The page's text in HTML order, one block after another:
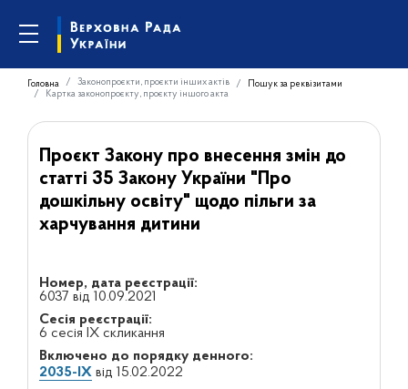
Головна Законопроєкти, проєкти інших актів
Пошук за реквізитами
Картка законопроєкту, проєкту іншого акта
Проєкт Закону про внесення змін до
статті 35 Закону України "Про
дошкільну освіту" щодо пільги за
харчування дитини
Номер, дата реєстрації:
6037 від 10.09.2021
Сесія реєстрації:
6 сесія IX скликання
Включено до порядку денного:
2035-IXвід 15.02.2022